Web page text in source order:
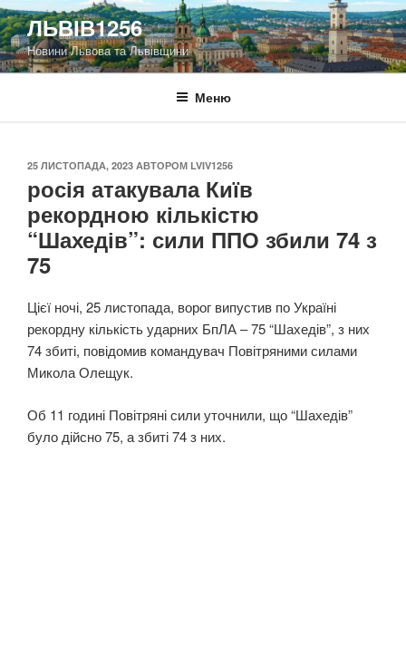
Перейти
до
вмісту
ЛЬВІВ1256
Новини Львова та Львівщини
Меню
ОПУБЛІКОВАНО
25 ЛИСТОПАДА, 2023 АВТОРОМ LVIV1256
росія атакувала Київ
рекордною кількістю
“Шахедів”: сили ППО збили 74 з
75
Цієї ночі, 25 листопада, ворог випустив по Україні
рекордну кількість ударних БпЛА – 75 “Шахедів”, з них
74 збиті, повідомив командувач Повітряними силами
Микола Олещук.
Об 11 годині Повітряні сили уточнили, що “Шахедів”
було дійсно 75, а збиті 74 з них.